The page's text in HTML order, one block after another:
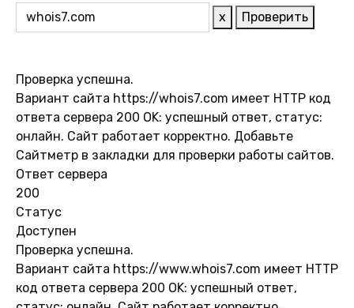
x Проверить
Проверка успешна.
Вариант сайта https://whois7.com имеет HTTP код
ответа сервера 200 OK: успешный ответ, статус:
онлайн. Сайт работает корректно. Добавьте
Сайтметр в закладки для проверки работы сайтов.
Ответ сервера
200
Статус
Доступен
Проверка успешна.
Вариант сайта https://www.whois7.com имеет HTTP
код ответа сервера 200 OK: успешный ответ,